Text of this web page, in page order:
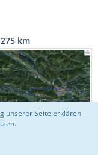
km
unserer Seite erklären